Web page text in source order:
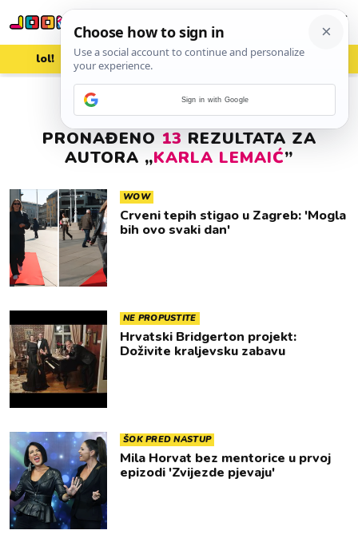
lol! aww vrh! woot?!
PRONAĐENO 13 REZULTATA ZA
AUTORA „KARLA LEMAIĆ”
WOW
Crveni tepih stigao u Zagreb: 'Mogla
bih ovo svaki dan'
NE PROPUSTITE
Hrvatski Bridgerton projekt:
Doživite kraljevsku zabavu
ŠOK PRED NASTUP
Mila Horvat bez mentorice u prvoj
epizodi 'Zvijezde pjevaju'
Sign in with Google